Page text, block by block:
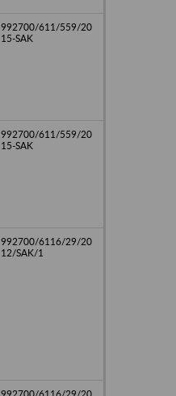
992700/611/559/20
15-SAK
992700/611/559/20
15-SAK
992700/6116/29/20
12/SAK/1